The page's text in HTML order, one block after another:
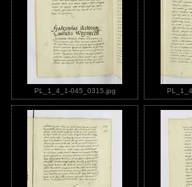
PL_1_4_1-045_0315.jpg